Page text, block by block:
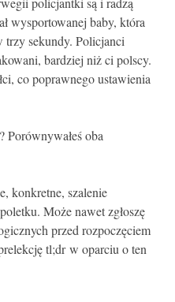
wysportowanej baby, która
trzy sekundy. Policjanci
bardziej niż ci polscy.
co poprawnego ustawienia
Porównywałeś oba
konkretne, szalenie
Może nawet zgłoszę
przed rozpoczęciem
tl;dr w oparciu o ten